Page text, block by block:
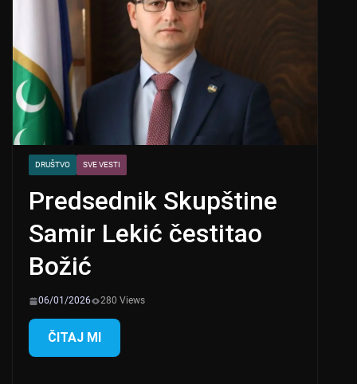
DRUŠTVO SVE VESTI
Predsednik Skupštine
Samir Lekić čestitao
Božić
06/01/2026 280 Views
ČITAJ MI